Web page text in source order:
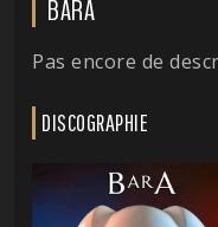
BARA
Pas encore de
DISCOGRAPHIE